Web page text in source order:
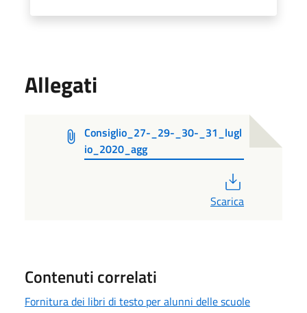
Allegati
Consiglio_27-_29-_30-_31_lugl
io_2020_agg
Scarica
Contenuti correlati
Fornitura dei libri di testo per alunni delle scuole